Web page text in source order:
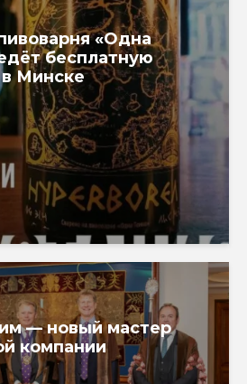
«Одна
бесплатную
Минске
— новый мастер
компании